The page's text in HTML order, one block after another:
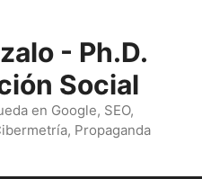
- Ph.D.
Social
en Google, SEO,
Propaganda